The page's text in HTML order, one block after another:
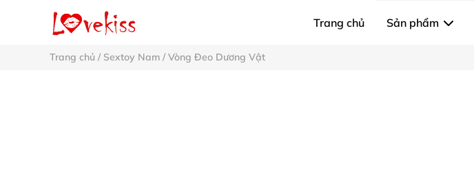
Trang chủ Sản phẩm
Trang chủ / Sextoy Nam / Vòng Đeo Dương Vật